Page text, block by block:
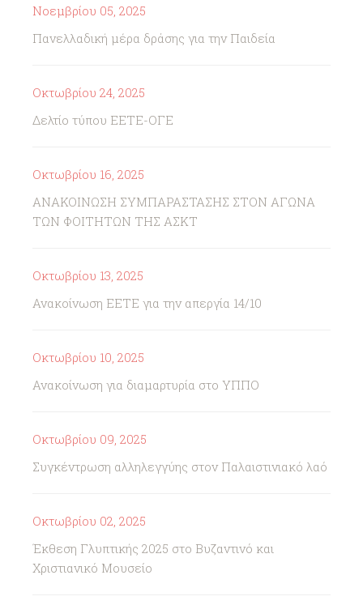
Νοεμβρίου 05, 2025
Πανελλαδική μέρα δράσης για την Παιδεία
Οκτωβρίου 24, 2025
Δελτίο τύπου ΕΕΤΕ-ΟΓΕ
Οκτωβρίου 16, 2025
ΑΝΑΚΟΙΝΩΣΗ ΣΥΜΠΑΡΑΣΤΑΣΗΣ ΣΤΟΝ ΑΓΩΝΑ
ΤΩΝ ΦΟΙΤΗΤΩΝ ΤΗΣ ΑΣΚΤ
Οκτωβρίου 13, 2025
Ανακοίνωση ΕΕΤΕ για την απεργία 14/10
Οκτωβρίου 10, 2025
Ανακοίνωση για διαμαρτυρία στο ΥΠΠΟ
Οκτωβρίου 09, 2025
Συγκέντρωση αλληλεγγύης στον Παλαιστινιακό λαό
Οκτωβρίου 02, 2025
Έκθεση Γλυπτικής 2025 στο Βυζαντινό και
Χριστιανικό Μουσείο